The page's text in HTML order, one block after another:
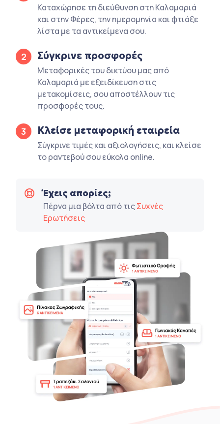
Καταχώρησε τη διεύθυνση στη Καλαμαριά
και στην Φέρες, την ημερομηνία και φτιάξε
λίστα με τα αντικείμενα σου.
2 Σύγκρινε προσφορές
Μεταφορικές του δικτύου μας από
Καλαμαριά με εξειδίκευση στις
μετακομίσεις, σου αποστέλλουν τις
προσφορές τους.
3 Κλείσε μεταφορική εταιρεία
Σύγκρινε τιμές και αξιολογήσεις, και κλείσε
το ραντεβού σου εύκολα online.
Έχεις απορίες;
Πέρνα μια βόλτα από τιςΣυχνές
Ερωτήσεις